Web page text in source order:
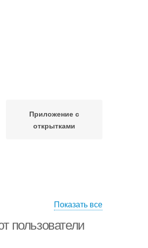
Приложение с
открытками
Показать все
пользователи